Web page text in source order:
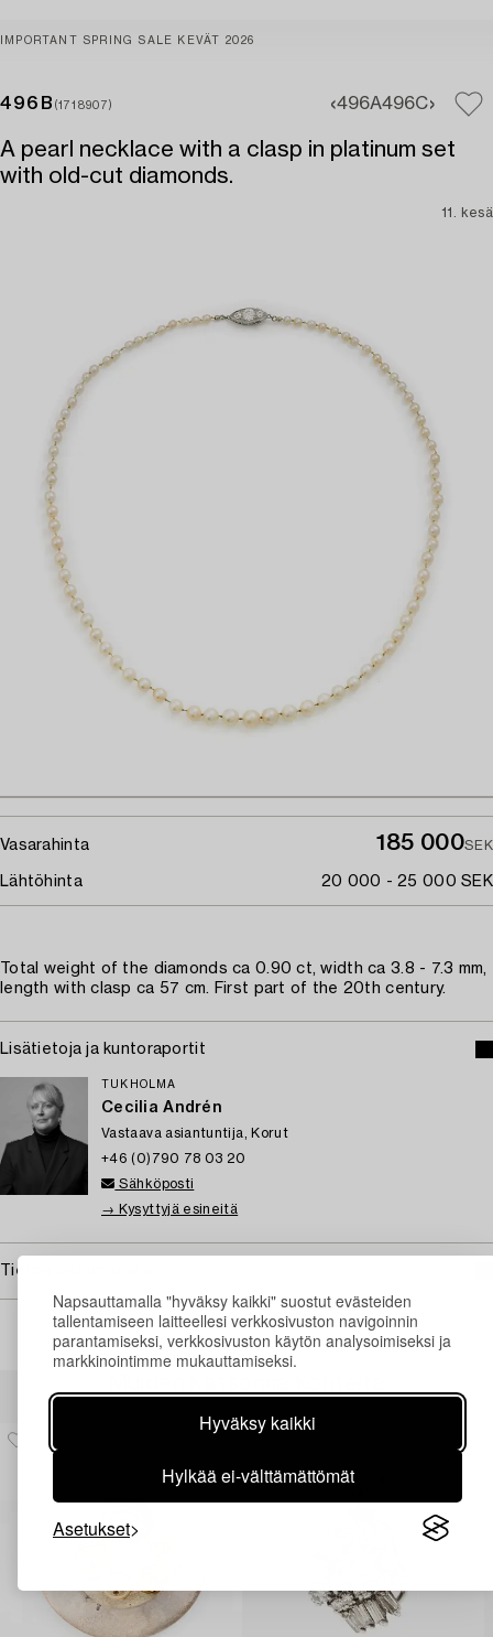
Napsauttamalla "hyväksy kaikki" suostut evästeiden
tallentamiseen laitteellesi verkkosivuston navigoinnin
parantamiseksi, verkkosivuston käytön analysoimiseksi ja
markkinointimme mukauttamiseksi.
Hyväksy kaikki
Hylkää ei-välttämättömät
Asetukset
IMPORTANT SPRING SALE KEVÄT 2026
496B (1718907) 496A496C
A pearl necklace with a clasp in platinum set
with old-cut diamonds.
11. kesä
Vasarahinta 185 000SEK
Lähtöhinta 20 000 - 25 000 SEK
Total weight of the diamonds ca 0.90 ct, width ca 3.8 - 7.3 mm,
length with clasp ca 57 cm. First part of the 20th century.
Lisätietoja ja kuntoraportit
TUKHOLMA
Cecilia Andrén
Vastaava asiantuntija, Korut
+46 (0)790 78 03 20
Sähköposti
→ Kysyttyjä esineitä
Tietoa ostamisesta